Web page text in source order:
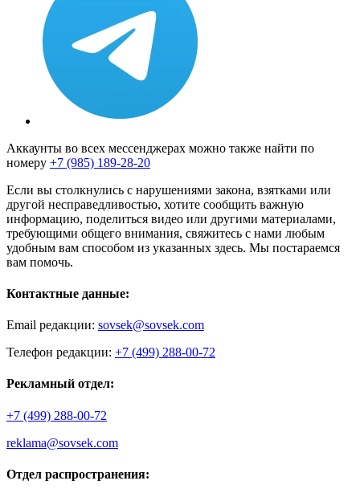
Аккаунты во всех мессенджерах можно также найти по
номеру +7 (985) 189-28-20
Если вы столкнулись с нарушениями закона, взятками или
другой несправедливостью, хотите сообщить важную
информацию, поделиться видео или другими материалами,
требующими общего внимания, свяжитесь с нами любым
удобным вам способом из указанных здесь. Мы постараемся
вам помочь.
Контактные данные:
Email редакции: sovsek@sovsek.com
Телефон редакции: +7 (499) 288-00-72
Рекламный отдел:
+7 (499) 288-00-72
reklama@sovsek.com
Отдел распространения: